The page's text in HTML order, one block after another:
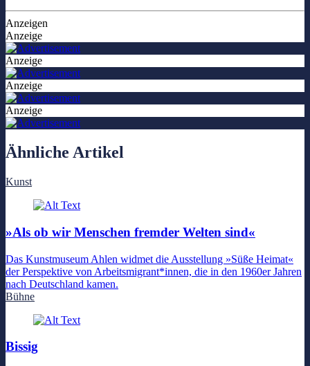
Anzeigen
Anzeige
Anzeige
Anzeige
Anzeige
Ähnliche Artikel
Kunst
»Als ob wir Menschen fremder Welten sind«
Das Kunstmuseum Ahlen widmet die Ausstellung »Süße Heimat«
der Perspektive von Arbeitsmigrant*innen, die in den 1960er Jahren
nach Deutschland kamen.
Bühne
Bissig